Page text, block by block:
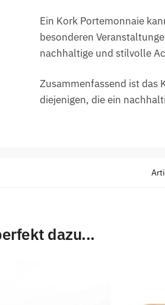
Ein Kork Portemonnaie
besonderen
nachhaltige und stilvolle
Zusammenfassend ist das
diejenigen, die ein
dazu...